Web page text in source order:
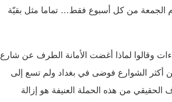
الجمعة من كل أسبوع فقط… تماما مثل بقيّة
وقالوا لماذا أغضت الأمانة الطرف عن شارع
أكثر الشوارع فوضى في بغداد ولم تسع إلى
الحقيقي من هذه الحملة العنيفة هو إزالة